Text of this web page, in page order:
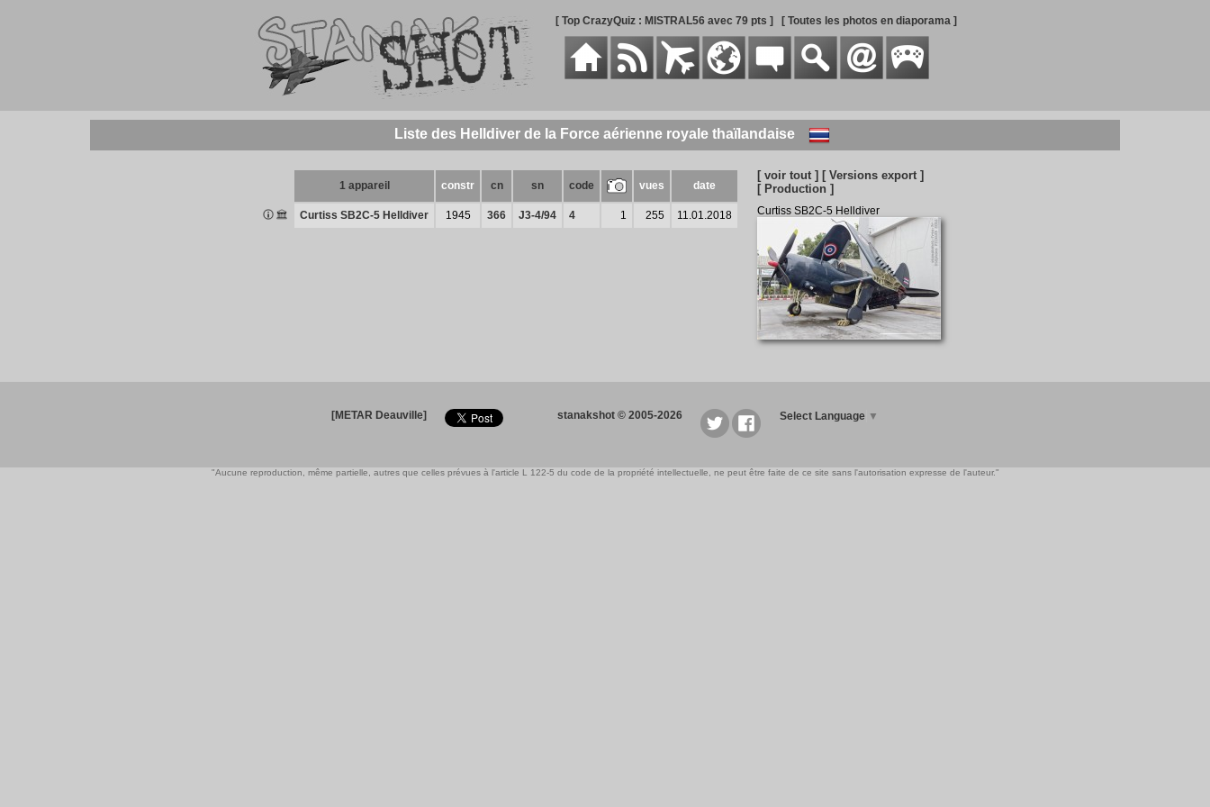
[ Top CrazyQuiz : MISTRAL56 avec 79 pts ] [ Toutes les photos en diaporama ]
Liste des Helldiver de la Force aérienne royale thaïlandaise
1 appareil constr cn sn code vues date
Curtiss SB2C-5 Helldiver 1945 366 J3-4/94 4 1 255 11.01.2018
[ voir tout ] [ Versions export ]
[ Production ]
Curtiss SB2C-5 Helldiver
[METAR Deauville] stanakshot © 2005-2026 Select Language ▼
"Aucune reproduction, même partielle, autres que celles prévues à l'article L 122-5 du code de la propriété intellectuelle, ne peut être faite de ce site sans l'autorisation expresse de l'auteur."